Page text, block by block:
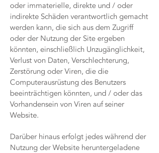
oder immaterielle, direkte und / oder
indirekte Schäden verantwortlich gemacht
werden kann, die sich aus dem Zugriff
oder der Nutzung der Site ergeben
könnten, einschließlich Unzugänglichkeit,
Verlust von Daten, Verschlechterung,
Zerstörung oder Viren, die die
Computerausrüstung des Benutzers
beeinträchtigen könnten, und / oder das
Vorhandensein von Viren auf seiner
Website.
Darüber hinaus erfolgt jedes während der
Nutzung der Website heruntergeladene